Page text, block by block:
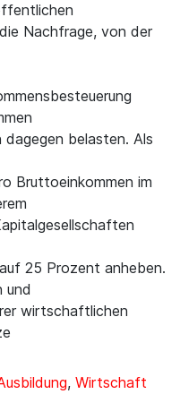
Nachfrage, von der
belasten. Als
Bruttoeinkommen im
25 Prozent anheben.
und
wirtschaftlichen
, Wirtschaft